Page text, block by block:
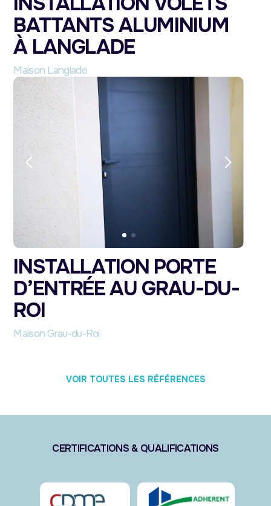
BATTANTS ALUMINIUM
À LANGLADE
Maison Langlade
INSTALLATION PORTE
D’ENTRÉE AU GRAU-DU-
ROI
Maison Grau-du-Roi
VOIR TOUTES LES RÉFÉRENCES
CERTIFICATIONS & QUALIFICATIONS